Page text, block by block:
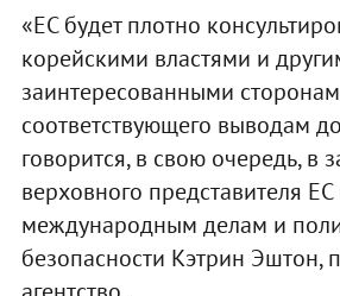
«ЕС будет плотно
корейскими властями и
заинтересованными
соответствующего выводам
говорится, в свою очередь, в
верховного представителя ЕС
международным делам и
безопасности Кэтрин Эштон,